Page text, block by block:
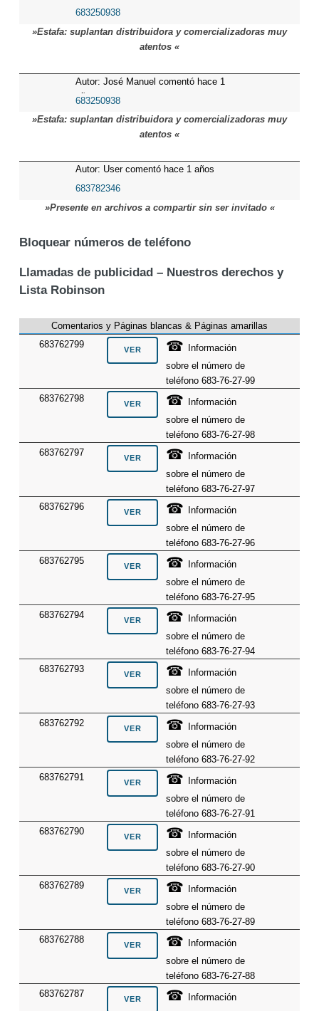
años
683250938
»Estafa: suplantan distribuidora y comercializadoras muy
atentos «
Autor: José Manuel comentó hace 1
años
683250938
»Estafa: suplantan distribuidora y comercializadoras muy
atentos «
Autor: User comentó hace 1 años
683782346
»Presente en archivos a compartir sin ser invitado «
Bloquear números de teléfono
Llamadas de publicidad – Nuestros derechos y
Lista Robinson
Comentarios y Páginas blancas & Páginas amarillas
683762799
☎
Información
sobre el número de
teléfono 683-76-27-99
683762798
☎
Información
sobre el número de
teléfono 683-76-27-98
683762797
☎
Información
sobre el número de
teléfono 683-76-27-97
683762796
☎
Información
sobre el número de
teléfono 683-76-27-96
683762795
☎
Información
sobre el número de
teléfono 683-76-27-95
683762794
☎
Información
sobre el número de
teléfono 683-76-27-94
683762793
☎
Información
sobre el número de
teléfono 683-76-27-93
683762792
☎
Información
sobre el número de
teléfono 683-76-27-92
683762791
☎
Información
sobre el número de
teléfono 683-76-27-91
683762790
☎
Información
sobre el número de
teléfono 683-76-27-90
683762789
☎
Información
sobre el número de
teléfono 683-76-27-89
683762788
☎
Información
sobre el número de
teléfono 683-76-27-88
683762787
☎
Información